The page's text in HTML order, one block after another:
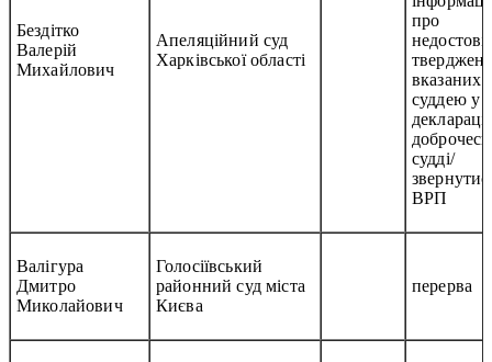
Бездітко
Валерій
Михайлович
Апеляційний суд
Харківської області
про
вказаних
суддею у
судді/
ВРП
Валігура
Дмитро
Миколайович
Голосіївський
районний суд міста
Києва
перерва